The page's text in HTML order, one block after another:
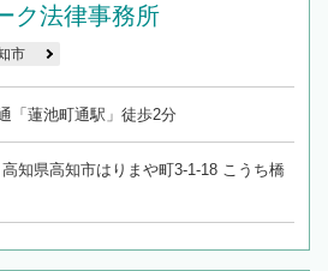
ク法律事務所
市
「蓮池町通駅」徒歩2分
知県高知市はりまや町3-1-18 こうち橋